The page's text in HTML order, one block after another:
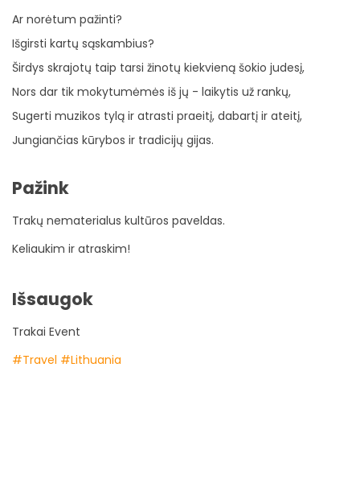
Ar norėtum pažinti?
Išgirsti kartų sąskambius?
Širdys skrajotų taip tarsi žinotų kiekvieną šokio judesį,
Nors dar tik mokytumėmės iš jų - laikytis už rankų,
Sugerti muzikos tylą ir atrasti praeitį, dabartį ir ateitį,
Jungiančias kūrybos ir tradicijų gijas.
Pažink
Trakų nematerialus kultūros paveldas.
Keliaukim ir atraskim!
Išsaugok
Trakai Event
#Travel #Lithuania